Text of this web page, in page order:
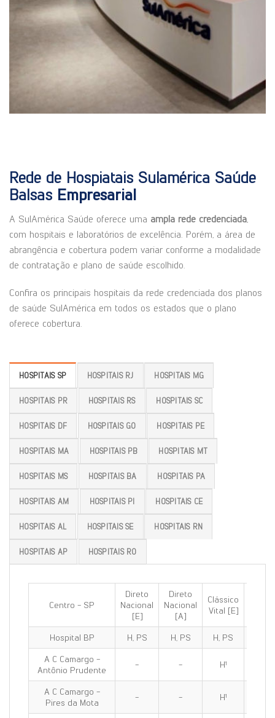
Rede de Hospiatais Sulamérica Saúde
Balsas Empresarial
A SulAmérica Saúde oferece uma ampla rede credenciada
com hospitais e laboratórios de excelência. Porém, a área de
abrangência e cobertura podem variar conforme a modalidade
de contratação e plano de saúde escolhido.
Confira os principais hospitais da rede credenciada dos planos
de saúde SulAmérica em todos os estados que o plano
oferece cobertura.
HOSPITAIS SP HOSPITAIS RJ HOSPITAIS MG
HOSPITAIS PR HOSPITAIS RS HOSPITAIS SC
HOSPITAIS DF HOSPITAIS GO HOSPITAIS PE
HOSPITAIS MA HOSPITAIS PB HOSPITAIS MT
HOSPITAIS MS HOSPITAIS BA HOSPITAIS PA
HOSPITAIS AM HOSPITAIS PI HOSPITAIS CE
HOSPITAIS AL HOSPITAIS SE HOSPITAIS RN
HOSPITAIS AP HOSPITAIS RO
Centro - SP
Direto
Nacional
[E]
Direto
Nacional
[A]
Clássico
Vital [E]
Hospital BP H, PS H, PS H, PS
A C Camargo -
Antônio Prudente
- - H¹
A C Camargo -
Pires da Mota
- - H¹